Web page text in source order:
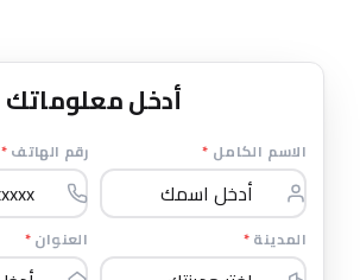
أدخل معلوماتك
الاسم الكامل * رقم الهاتف*
المدينة* العنوان*